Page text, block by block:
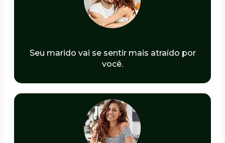
Seu marido vai se sentir mais atraído por
você.